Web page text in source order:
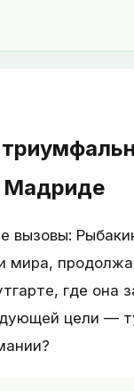
Мадриде
вызовы:
мира,
где она
цели —